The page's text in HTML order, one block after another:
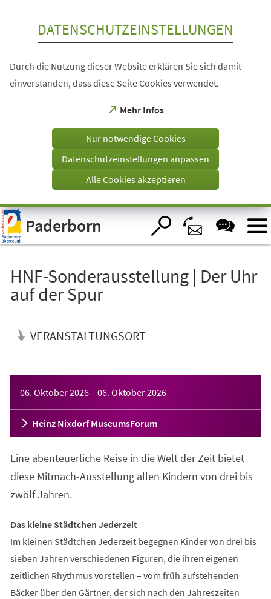
Visuelle
Assistenzsoftware
öffnen.
DATENSCHUTZEINSTELLUNGEN
Durch die Nutzung dieser Website erklären Sie sich damit
einverstanden, dass diese Seite Cookies verwendet.
Mehr Infos
(Öffnet
einem
Tab)
Nur notwendige Cookies
Datenschutzeinstellungen anpassen
Alle Cookies akzeptieren
Paderborn
HNF-Sonderausstellung | Der Uhr
auf der Spur
VERANSTALTUNGSORT
06. Oktober 2026– 06. Oktober 2026
Heinz Nixdorf MuseumsForum
Eine abenteuerliche Reise in die Welt der Zeit bietet
diese Mitmach-Ausstellung allen Kindern von drei bis
zwölf Jahren.
Das kleine Städtchen Jederzeit
Im kleinen Städtchen Jederzeit begegnen Kinder von drei bis
sieben Jahren verschiedenen Figuren, die ihren eigenen
zeitlichen Rhythmus vorstellen – vom früh aufstehenden
Bäcker über den Gärtner, der sich nach den Jahreszeiten